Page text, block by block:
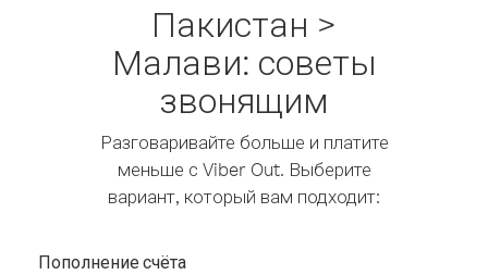
Пакистан >
Малави: советы
звонящим
Разговаривайте больше и платите
меньше с Viber Out. Выберите
вариант, который вам подходит:
Пополнение счёта